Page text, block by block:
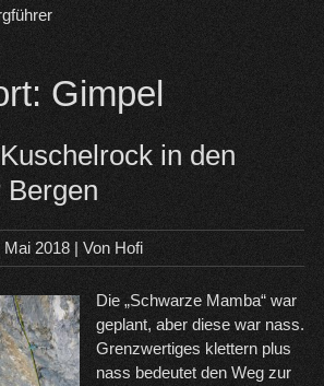
Gimpel
in den
Bergen
Mai 2018| Von Hofi
Die „Schwarze Mamba“ war
geplant, aber diese war nass.
Grenzwertiges klettern plus
nass bedeutet den Weg zur